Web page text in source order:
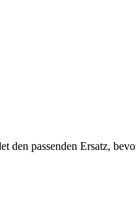
passenden Ersatz,